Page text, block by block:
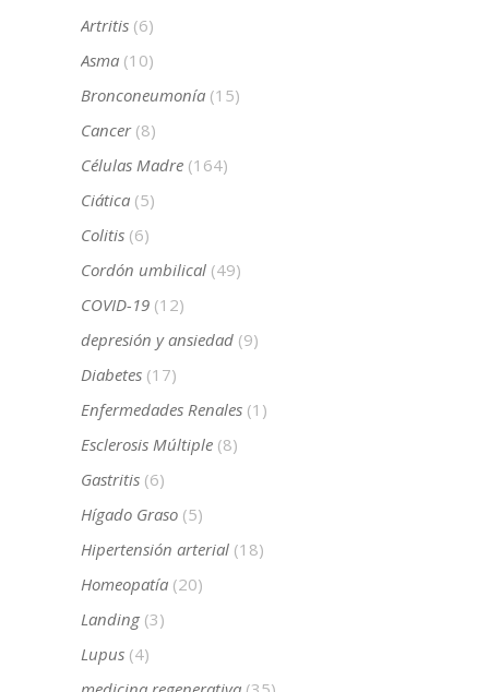
Artritis (6)
Asma (10)
Bronconeumonía (15)
Cancer(8)
Células Madre (164)
Ciática (5)
Colitis (6)
Cordón umbilical (49)
COVID-19 (12)
depresión y ansiedad (9)
Diabetes (17)
Enfermedades Renales (1)
Esclerosis Múltiple (8)
Gastritis (6)
Hígado Graso (5)
Hipertensión arterial (18)
Homeopatía (20)
Landing (3)
Lupus (4)